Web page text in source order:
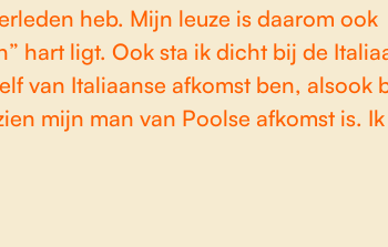
heb. Mijn leuze is daarom ook
hart ligt. Ook sta ik dicht bij de
van Italiaanse afkomst ben, alsook
mijn man van Poolse afkomst is.